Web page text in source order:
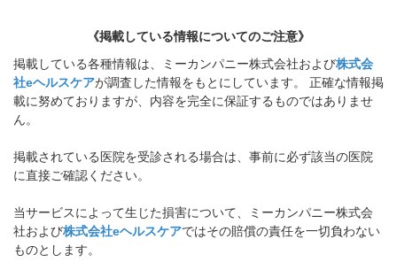
《掲載している情報についてのご注意》
掲載している各種情報は、ミーカンパニー株式会社および株式会
社eヘルスケアが調査した情報をもとにしています。 正確な情報掲
載に努めておりますが、内容を完全に保証するものではありませ
ん。
掲載されている医院を受診される場合は、事前に必ず該当の医院
に直接ご確認ください。
当サービスによって生じた損害について、ミーカンパニー株式会
社および株式会社eヘルスケアではその賠償の責任を一切負わない
ものとします。